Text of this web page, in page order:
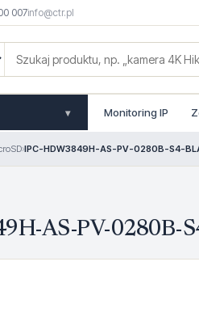
007info@ctr.pl
▾ Monitoring IP
›IPC-HDW3849H-AS-PV-0280B-S4-
AS-PV-0280B-